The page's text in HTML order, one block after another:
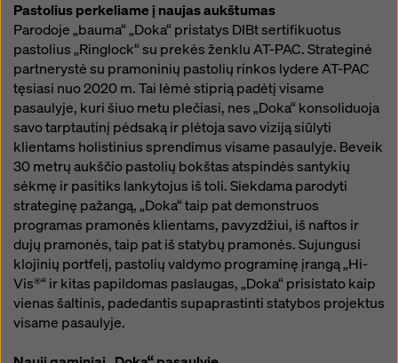
Pastolius perkeliame į naujas aukštumas
Parodoje „bauma“ „Doka“ pristatys DIBt sertifikuotus
pastolius „Ringlock“ su prekės ženklu AT-PAC. Strateginė
partnerystė su pramoninių pastolių rinkos lydere AT-PAC
tęsiasi nuo 2020 m. Tai lėmė stiprią padėtį visame
pasaulyje, kuri šiuo metu plečiasi, nes „Doka“ konsoliduoja
savo tarptautinį pėdsaką ir plėtoja savo viziją siūlyti
klientams holistinius sprendimus visame pasaulyje. Beveik
30 metrų aukščio pastolių bokštas atspindės santykių
sėkmę ir pasitiks lankytojus iš toli. Siekdama parodyti
strateginę pažangą, „Doka“ taip pat demonstruos
programas pramonės klientams, pavyzdžiui, iš naftos ir
dujų pramonės, taip pat iš statybų pramonės. Sujungusi
klojinių portfelį, pastolių valdymo programinę įrangą „Hi-
Vis®“ ir kitas papildomas paslaugas, „Doka“ prisistato kaip
vienas šaltinis, padedantis supaprastinti statybos projektus
visame pasaulyje.